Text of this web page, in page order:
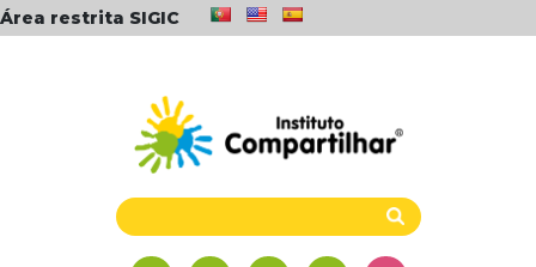
Área restrita SIGIC